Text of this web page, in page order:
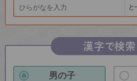
漢字で検索
男の子